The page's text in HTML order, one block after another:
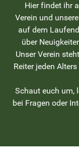
Hier findet ihr
Verein und
auf dem
über
Unser Verein
Reiter jeden
Schaut euch um,
bei Fragen oder